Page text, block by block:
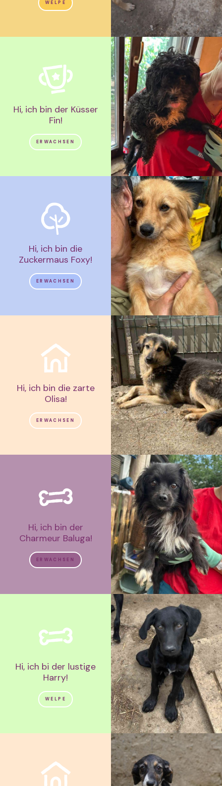
WELPE
Hi, ich bin der Küsser
Fin!
ERWACHSEN
Hi, ich bin die
Zuckermaus Foxy!
ERWACHSEN
Hi, ich bin die zarte
Olisa!
ERWACHSEN
Hi, ich bin der
Charmeur Baluga!
ERWACHSEN
Hi, ich bi der lustige
Harry!
WELPE